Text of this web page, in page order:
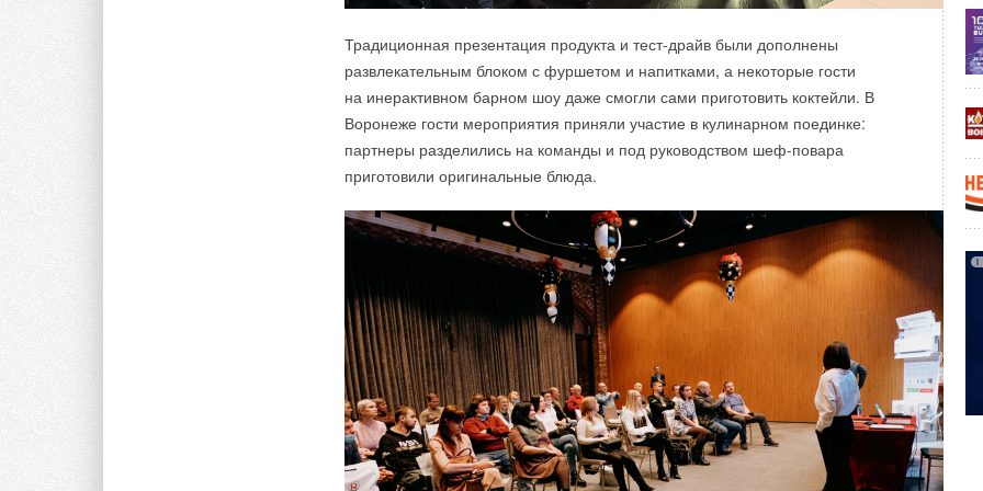
Традиционная презентация продукта и тест-драйв были дополнены
развлекательным блоком с фуршетом и напитками, а некоторые гости
на инерактивном барном шоу даже смогли сами приготовить коктейли. В
Воронеже гости мероприятия приняли участие в кулинарном поединке:
партнеры разделились на команды и под руководством шеф-повара
приготовили оригинальные блюда.
Уведомления отключены